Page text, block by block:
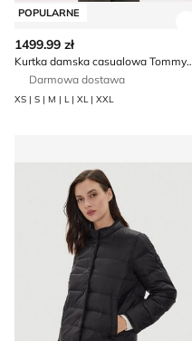
POPULARNE
1499.99 zł
Kurtka damska
Darmowa dostawa
XS | S | M | L | XL | XXL
Kurtka damska jesienna